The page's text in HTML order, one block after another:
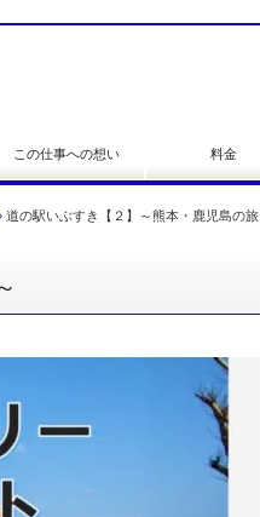
この仕事への想い 料金
道の駅いぶすき【２】～熊本・鹿児島の旅